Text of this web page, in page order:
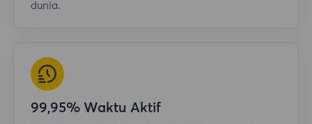
dunia.
99,95% Waktu Aktif